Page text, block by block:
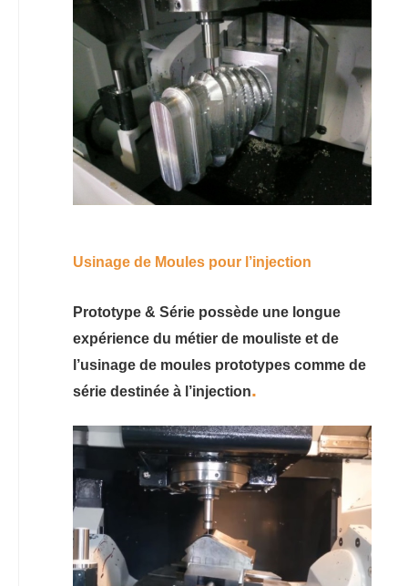
Usinage de Moules pour l’injection
Prototype & Série possède une longue
expérience du métier de mouliste et de
l’usinage de moules prototypes comme de
série destinée à l’injection.